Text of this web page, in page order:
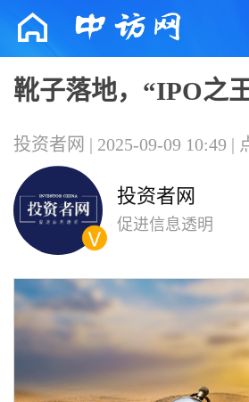
靴子落地，“IPO之
投资者网 | 2025-09-09 10:49 |
投资者网
促进信息透明